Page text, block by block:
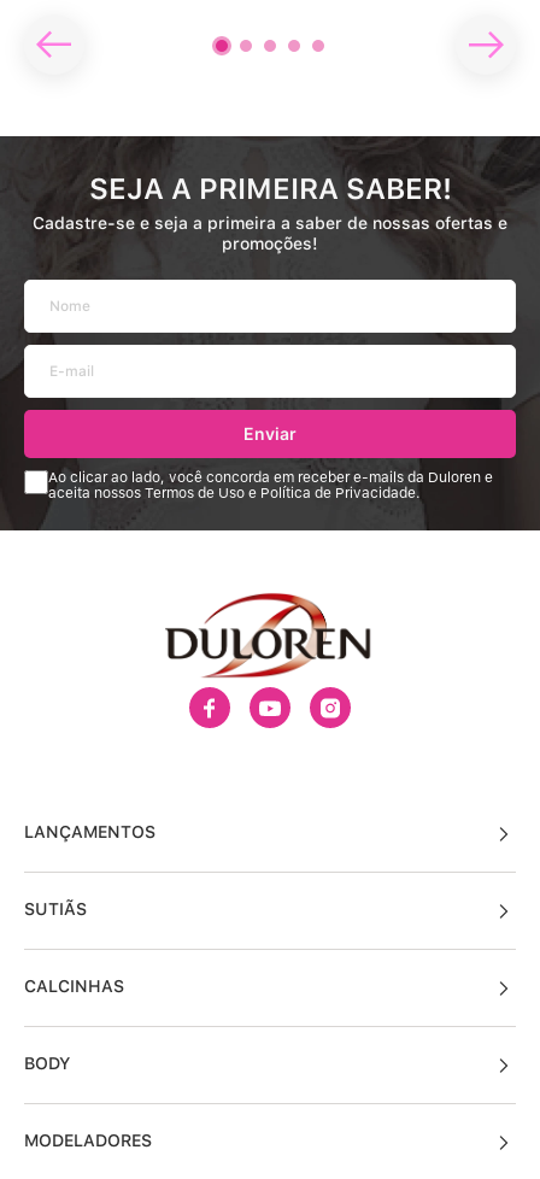
SEJA A PRIMEIRA SABER!
Cadastre-se e seja a primeira a saber de nossas ofertas e
promoções!
Enviar
Ao clicar ao lado, você concorda em receber e-mails da Duloren e
aceita nossos Termos de Uso e Política de Privacidade.
LANÇAMENTOS
SUTIÃS
CALCINHAS
BODY
MODELADORES